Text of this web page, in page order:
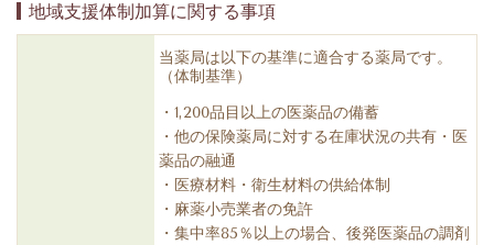
地域支援体制加算に関する事項
当薬局は以下の基準に適合する薬局です。
（体制基準）
・1,200品目以上の医薬品の備蓄
・他の保険薬局に対する在庫状況の共有・医
薬品の融通
・医療材料・衛生材料の供給体制
・麻薬小売業者の免許
・集中率85％以上の場合、後発医薬品の調剤